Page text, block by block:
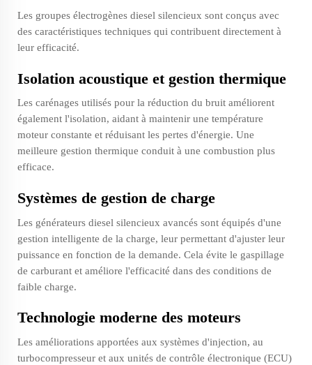
Les groupes électrogènes diesel silencieux sont conçus avec
des caractéristiques techniques qui contribuent directement à
leur efficacité.
Isolation acoustique et gestion thermique
Les carénages utilisés pour la réduction du bruit améliorent
également l'isolation, aidant à maintenir une température
moteur constante et réduisant les pertes d'énergie. Une
meilleure gestion thermique conduit à une combustion plus
efficace.
Systèmes de gestion de charge
Les générateurs diesel silencieux avancés sont équipés d'une
gestion intelligente de la charge, leur permettant d'ajuster leur
puissance en fonction de la demande. Cela évite le gaspillage
de carburant et améliore l'efficacité dans des conditions de
faible charge.
Technologie moderne des moteurs
Les améliorations apportées aux systèmes d'injection, au
turbocompresseur et aux unités de contrôle électronique (ECU)